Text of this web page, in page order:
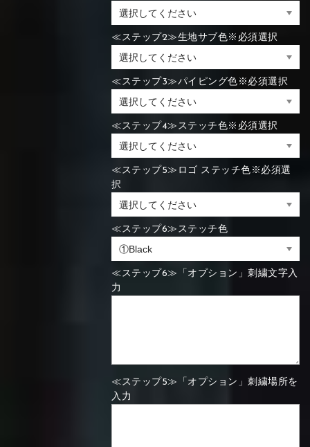
≪ステップ2≫生地サブ色※必須選択
≪ステップ3≫パイピング色※必須選択
≪ステップ4≫ステッチ色※必須選択
≪ステップ5≫ロゴ ステッチ色※必須選
択
≪ステップ6≫ステッチ色
≪ステップ6≫「オプション」刺繍文字入
力
≪ステップ5≫「オプション」刺繍場所を
入力